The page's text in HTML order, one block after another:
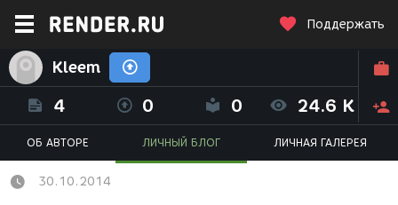
Поддержать
Kleem
4 0 0 24.6 K
ОБ АВТОРЕ ЛИЧНЫЙ БЛОГ ЛИЧНАЯ ГАЛЕРЕЯ
30.10.2014